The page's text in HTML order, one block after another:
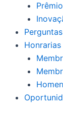
Honrarias